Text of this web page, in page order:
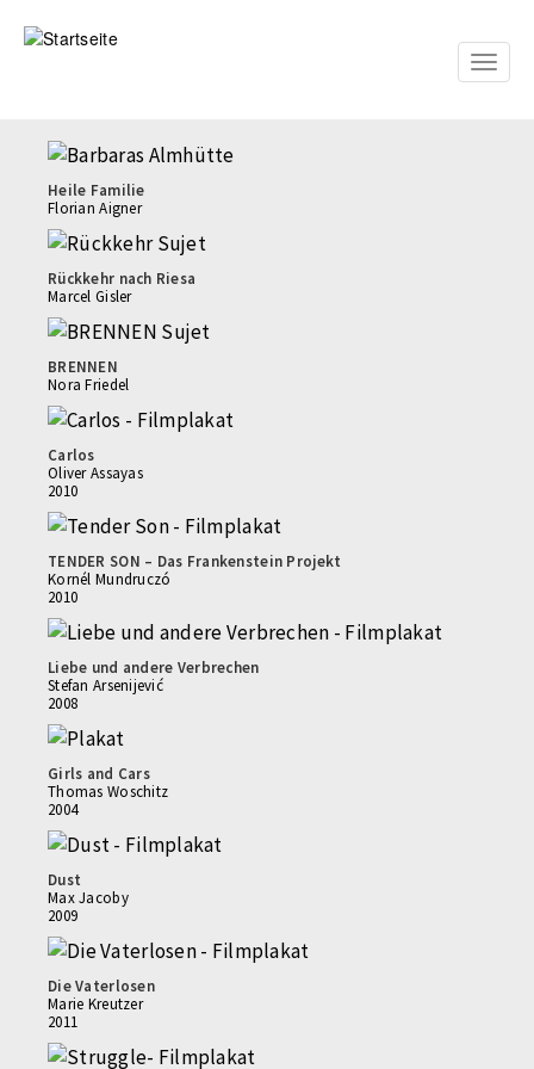
zum
Toggle
Heile Familie
Florian Aigner
Rückkehr nach Riesa
Marcel Gisler
BRENNEN
Nora Friedel
Carlos
Oliver Assayas
2010
TENDER SON – Das Frankenstein Projekt
Kornél Mundruczó
2010
Liebe und andere Verbrechen
Stefan Arsenijević
2008
Girls and Cars
Thomas Woschitz
2004
Dust
Max Jacoby
2009
Die Vaterlosen
Marie Kreutzer
2011